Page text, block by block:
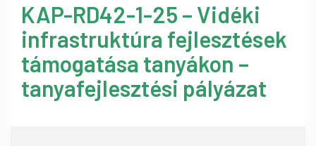
KAP-RD42-1-25 – Vidéki
infrastruktúra fejlesztések
támogatása tanyákon –
tanyafejlesztési pályázat